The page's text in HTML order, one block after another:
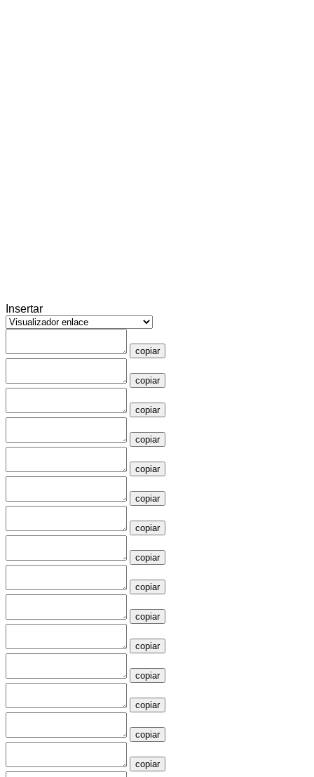
Insertar
copiar
copiar
copiar
copiar
copiar
copiar
copiar
copiar
copiar
copiar
copiar
copiar
copiar
copiar
copiar